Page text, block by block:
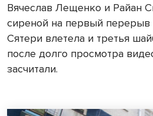
Вячеслав Лещенко и Райан
сиреной на первый перерыв
Сятери влетела и третья
после долго просмотра
засчитали.